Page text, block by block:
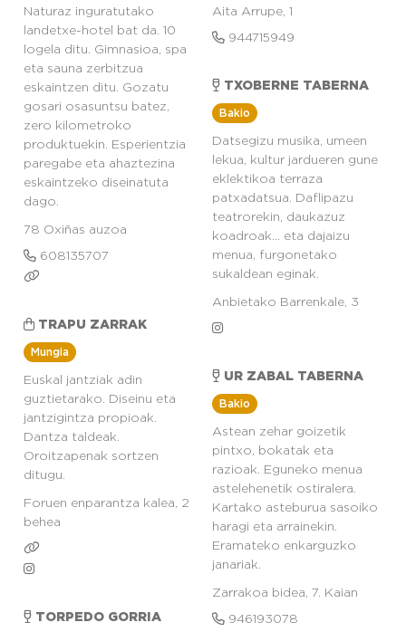
Naturaz inguratutako
landetxe-hotel bat da. 10
logela ditu. Gimnasioa, spa
eta sauna zerbitzua
eskaintzen ditu. Gozatu
gosari osasuntsu batez,
zero kilometroko
produktuekin. Esperientzia
paregabe eta ahaztezina
eskaintzeko diseinatuta
dago.
78 Oxiñas auzoa
608135707
TRAPU ZARRAK
Mungia
Euskal jantziak adin
guztietarako. Diseinu eta
jantzigintza propioak.
Dantza taldeak.
Oroitzapenak sortzen
ditugu.
Foruen enparantza kalea, 2
behea
TORPEDO GORRIA
Aita Arrupe, 1
944715949
TXOBERNE TABERNA
Bakio
Datsegizu musika, umeen
lekua, kultur jardueren gune
eklektikoa terraza
patxadatsua. Daflipazu
teatrorekin, daukazuz
koadroak... eta dajaizu
menua, furgonetako
sukaldean eginak.
Anbietako Barrenkale, 3
UR ZABAL TABERNA
Bakio
Astean zehar goizetik
pintxo, bokatak eta
razioak. Eguneko menua
astelehenetik ostiralera.
Kartako asteburua sasoiko
haragi eta arrainekin.
Eramateko enkarguzko
janariak.
Zarrakoa bidea, 7. Kaian
946193078